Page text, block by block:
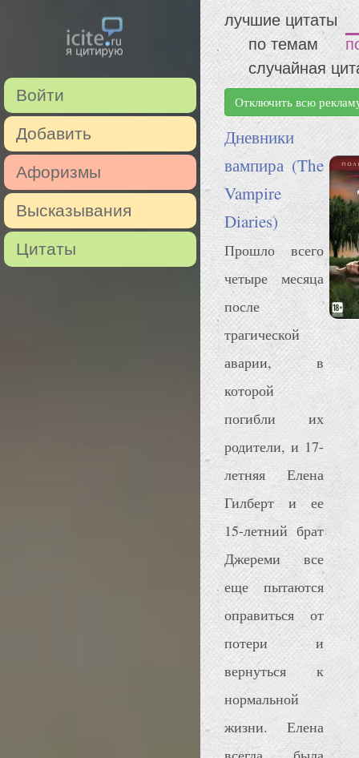
Войти
Добавить
Афоризмы
Высказывания
Цитаты
лучшие цитаты
по темам
случайная
Отключить всю
Дневники
вампира (The
Vampire
Diaries)
Прошло всего
четыре месяца
после
трагической
аварии, в
которой
погибли их
родители, и 17-
летняя Елена
Гилберт и ее
15-летний брат
Джереми все
еще пытаются
оправиться от
потери и
вернуться к
нормальной
жизни. Елена